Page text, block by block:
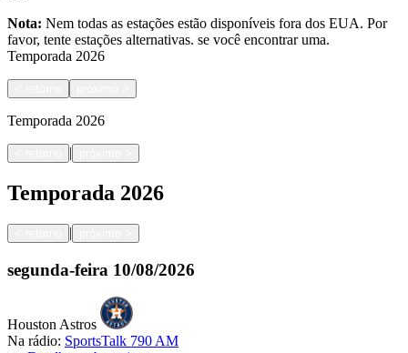
Nota: Nem todas as estações estão disponíveis fora dos EUA. Por
favor, tente estações alternativas. se você encontrar uma.
Temporada 2026
Temporada 2026
|
Temporada 2026
|
segunda-feira 10/08/2026
Houston Astros
Na rádio: SportsTalk 790 AM